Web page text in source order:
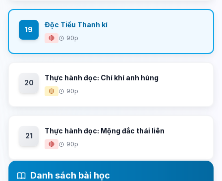
19
Độc Tiểu Thanh kí
🔴 90p
20
Thực hành đọc: Chí khí anh hùng
🟡 90p
21
Thực hành đọc: Mộng đắc thái liên
🔴 90p
Danh sách bài học